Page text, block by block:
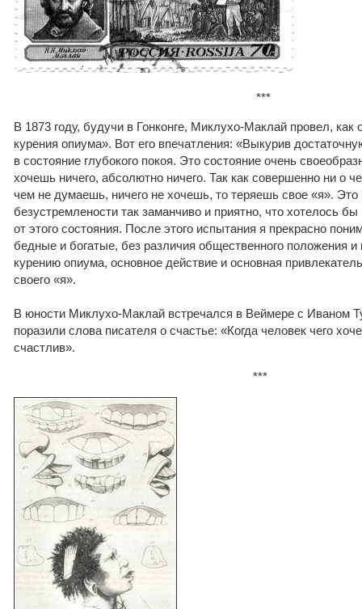
***
В 1873 году, будучи в Гонконге, Миклухо-Маклай провел, как
курения опиума». Вот его впечатления: «Выкурив
в состояние глубокого покоя. Это состояние очень
хочешь ничего, абсолютно ничего. Так как совершенно ни о
чем не думаешь, ничего не хочешь, то теряешь свое «я». Это
безустремлености так заманчиво и приятно, что хотелось
от этого состояния. После этого испытания я прекрасно
бедные и богатые, без различия общественного положения и
курению опиума, основное действие и основная
своего «я».
В юности Миклухо-Маклай встречался в Веймере с Иваном
поразили слова писателя о счастье: «Когда человек чего
счастлив».
***